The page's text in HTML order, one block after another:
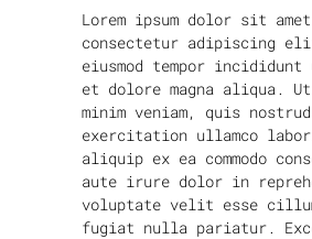
Lorem ipsum dolor sit
consectetur adipiscing
eiusmod tempor
et dolore magna aliqua. Ut
minim veniam, quis nostrud
exercitation ullamco
aliquip ex ea commodo
aute irure dolor in
voluptate velit esse
fugiat nulla pariatur.